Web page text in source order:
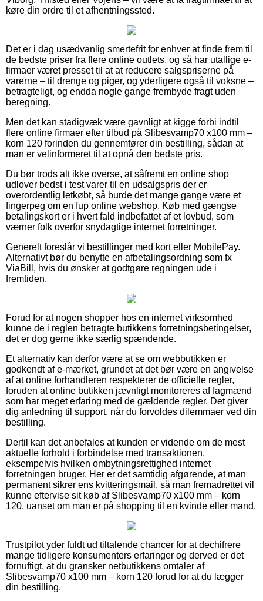
køre din ordre til et afhentningssted.
Det er i dag usædvanlig smertefrit for enhver at finde frem til
de bedste priser fra flere online outlets, og så har utallige e-
firmaer været presset til at at reducere salgspriserne på
varerne – til drenge og piger, og yderligere også til voksne –
betragteligt, og endda nogle gange frembyde fragt uden
beregning.
Men det kan stadigvæk være gavnligt at kigge forbi indtil
flere online firmaer efter tilbud på Slibesvamp70 x100 mm –
korn 120 forinden du gennemfører din bestilling, sådan at
man er velinformeret til at opnå den bedste pris.
Du bør trods alt ikke overse, at såfremt en online shop
udlover bedst i test varer til en udsalgspris der er
overordentlig letkøbt, så burde det mange gange være et
fingerpeg om en fup online webshop. Køb med gængse
betalingskort er i hvert fald indbefattet af et lovbud, som
værner folk overfor snydagtige internet forretninger.
Generelt foreslår vi bestillinger med kort eller MobilePay.
Alternativt bør du benytte en afbetalingsordning som fx
ViaBill, hvis du ønsker at godtgøre regningen ude i
fremtiden.
Forud for at nogen shopper hos en internet virksomhed
kunne de i reglen betragte butikkens forretningsbetingelser,
det er dog gerne ikke særlig spændende.
Et alternativ kan derfor være at se om webbutikken er
godkendt af e-mærket, grundet at det bør være en angivelse
af at online forhandleren respekterer de officielle regler,
foruden at online butikken jævnligt monitoreres af fagmænd
som har meget erfaring med de gældende regler. Det giver
dig anledning til support, når du forvoldes dilemmaer ved din
bestilling.
Dertil kan det anbefales at kunden er vidende om de mest
aktuelle forhold i forbindelse med transaktionen,
eksempelvis hvilken ombytningsrettighed internet
forretningen bruger. Her er det samtidig afgørende, at man
permanent sikrer ens kvitteringsmail, så man fremadrettet vil
kunne eftervise sit køb af Slibesvamp70 x100 mm – korn
120, uanset om man er på shopping til en kvinde eller mand.
Trustpilot yder fuldt ud tiltalende chancer for at dechifrere
mange tidligere konsumenters erfaringer og derved er det
fornuftigt, at du gransker netbutikkens omtaler af
Slibesvamp70 x100 mm – korn 120 forud for at du lægger
din bestilling.